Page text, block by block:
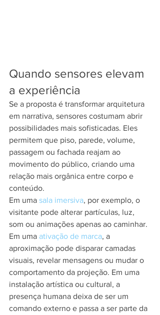
Quando sensores elevam
a experiência
Se a proposta é transformar arquitetura
em narrativa, sensores costumam abrir
possibilidades mais sofisticadas. Eles
permitem que piso, parede, volume,
passagem ou fachada reajam ao
movimento do público, criando uma
relação mais orgânica entre corpo e
conteúdo.
Em uma sala imersiva, por exemplo, o
visitante pode alterar partículas, luz,
som ou animações apenas ao caminhar.
Em uma ativação de marca, a
aproximação pode disparar camadas
visuais, revelar mensagens ou mudar o
comportamento da projeção. Em uma
instalação artística ou cultural, a
presença humana deixa de ser um
comando externo e passa a ser parte da